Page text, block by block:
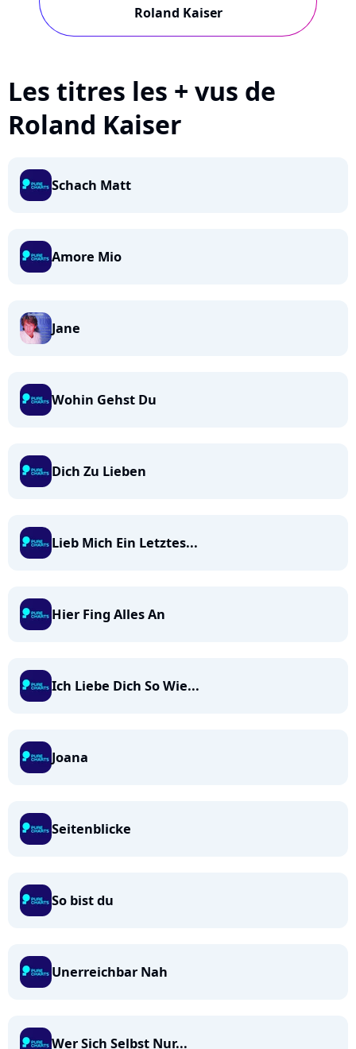
Roland Kaiser
Les titres les + vus de
Roland Kaiser
Schach Matt
Amore Mio
Jane
Wohin Gehst Du
Dich Zu Lieben
Lieb Mich Ein Letztes...
Hier Fing Alles An
Ich Liebe Dich So Wie...
Joana
Seitenblicke
So bist du
Unerreichbar Nah
Wer Sich Selbst Nur...